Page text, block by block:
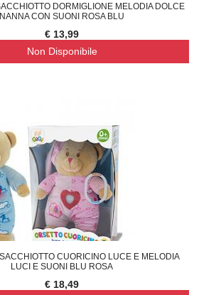
DORMIGLIONE MELODIA DOLCE
NANNA CON SUONI ROSA BLU
€ 13,99
Non Disponibile
CUORICINO LUCE E MELODIA
LUCI E SUONI BLU ROSA
€ 18,49